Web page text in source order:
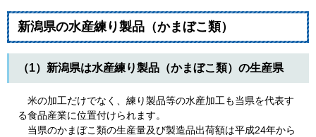
新潟県の水産練り製品（かまぼこ類）
（1）新潟県は水産練り製品（かまぼこ類）の生産県
米の加工だけでなく、練り製品等の水産加工も当県を代表す
る食品産業に位置付けられます。
当県のかまぼこ類の生産量及び製造品出荷額は平成24年から